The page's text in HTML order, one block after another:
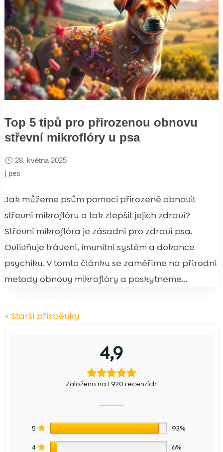
Top 5 tipů pro přirozenou obnovu
střevní mikroflóry u psa
28. května 2025
| pes
Jak můžeme psům pomoci přirozeně obnovit
střevní mikroflóru a tak zlepšit jejich zdraví?
Střevní mikroflóra je zásadní pro zdraví psa.
Ovlivňuje trávení, imunitní systém a dokonce
psychiku. V tomto článku se zaměříme na přírodní
metody obnovy mikroflóry a poskytneme...
« Starší příspěvky
4,9
Založeno na 1 920 recenzích
5 93%
4 6%